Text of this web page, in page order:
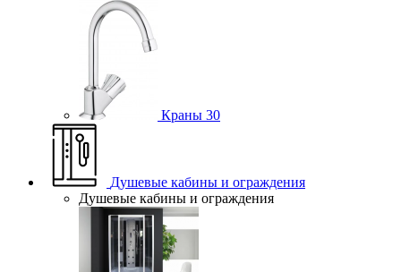
Краны 30
Душевые кабины и ограждения
Душевые кабины и ограждения